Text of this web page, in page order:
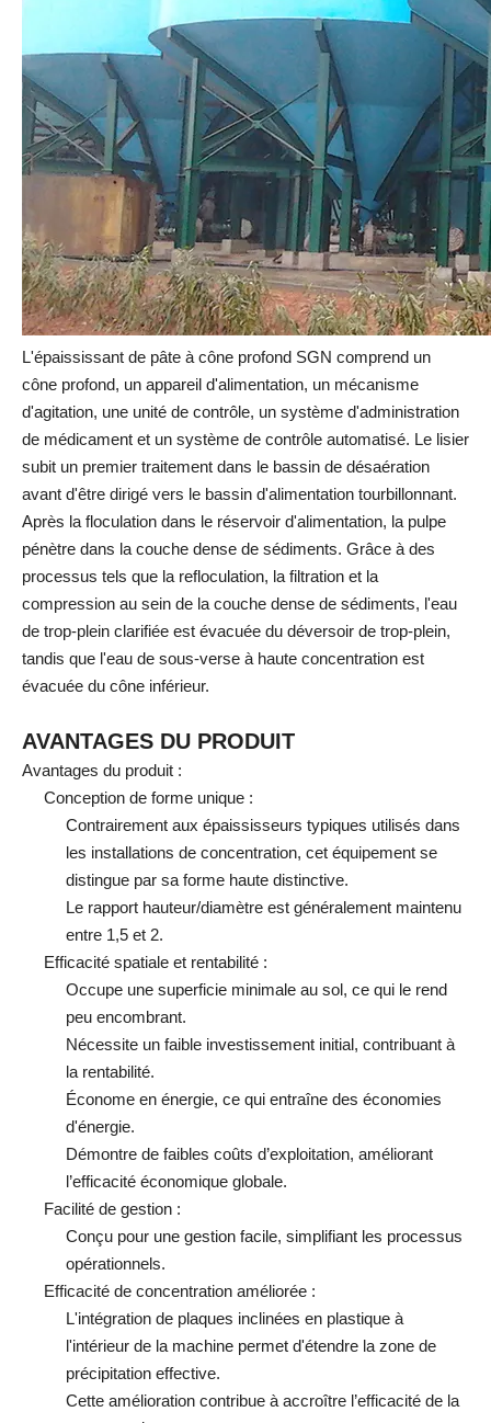
L'épaississant de pâte à cône profond SGN comprend un
cône profond, un appareil d'alimentation, un mécanisme
d'agitation, une unité de contrôle, un système d'administration
de médicament et un système de contrôle automatisé. Le lisier
subit un premier traitement dans le bassin de désaération
avant d'être dirigé vers le bassin d'alimentation tourbillonnant.
Après la floculation dans le réservoir d'alimentation, la pulpe
pénètre dans la couche dense de sédiments. Grâce à des
processus tels que la refloculation, la filtration et la
compression au sein de la couche dense de sédiments, l'eau
de trop-plein clarifiée est évacuée du déversoir de trop-plein,
tandis que l'eau de sous-verse à haute concentration est
évacuée du cône inférieur.
AVANTAGES DU PRODUIT
Avantages du produit :
Conception de forme unique :
Contrairement aux épaississeurs typiques utilisés dans
les installations de concentration, cet équipement se
distingue par sa forme haute distinctive.
Le rapport hauteur/diamètre est généralement maintenu
entre 1,5 et 2.
Efficacité spatiale et rentabilité :
Occupe une superficie minimale au sol, ce qui le rend
peu encombrant.
Nécessite un faible investissement initial, contribuant à
la rentabilité.
Économe en énergie, ce qui entraîne des économies
d'énergie.
Démontre de faibles coûts d’exploitation, améliorant
l’efficacité économique globale.
Facilité de gestion :
Conçu pour une gestion facile, simplifiant les processus
opérationnels.
Efficacité de concentration améliorée :
L'intégration de plaques inclinées en plastique à
l'intérieur de la machine permet d'étendre la zone de
précipitation effective.
Cette amélioration contribue à accroître l’efficacité de la